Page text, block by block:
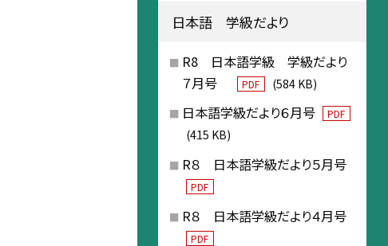
日本語 学級だより
R8 日本語学級 学級だより
７月号
PDF (584 KB)
日本語学級だより６月号 PDF
(415 KB)
R８ 日本語学級だより５月号
PDF
R８ 日本語学級だより４月号
PDF